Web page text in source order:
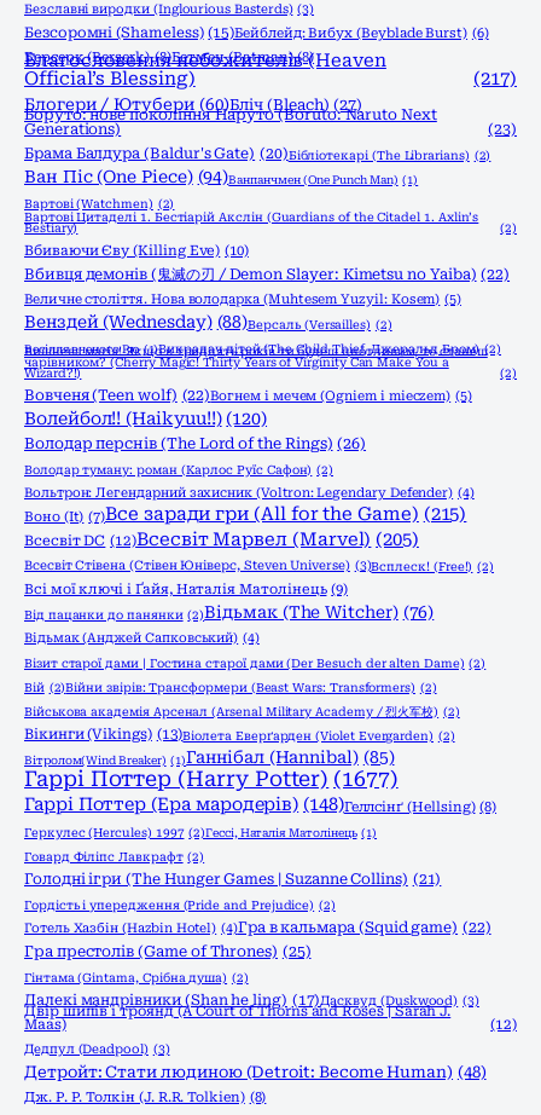
Безславні виродки (Inglourious Basterds) (3)
Безсоромні (Shameless) (15)Бейблейд: Вибух (Beyblade Burst) (6)
Берсерк (Berserk) (8)Бетмен (Batman) (8)
Благословення небожителів (Heaven
Official’s Blessing)
(217)
Блогери / Ютубери (60)Бліч (Bleach) (27)
Боруто: нове покоління Наруто (Boruto: Naruto Next
Generations)
(23)
Брама Балдура (Baldur's Gate) (20)Бібліотекарі (The Librarians) (2)
Ван Піс (One Piece) (94)Ванпанчмен (One Punch Man) (1)
Вартові (Watchmen) (2)
Вартові Цитаделі 1. Бестіарій Акслін (Guardians of the Citadel 1. Axlin’s
Bestiary)
(2)
Вбиваючи Єву (Killing Eve) (10)
Вбивця демонів (鬼滅の刃 / Demon Slayer: Kimetsu no Yaiba) (22)
Величне століття. Нова володарка (Muhtesem Yuzyil: Kosem) (5)
Венздей (Wednesday) (88)Версаль (Versailles) (2)
Весілля вченого Рю (1)Викрадач дітей (The Child Thief, Джеральд Бром) (2)
Вишнева магія! Якщо в тридцять років ти будеш цнотливим, то станеш
чарівником? (Cherry Magic! Thirty Years of Virginity Can Make You a
Wizard?!)
(2)
Вовченя (Teen wolf) (22)Вогнем і мечем (Ogniem i mieczem) (5)
Волейбол!! (Haikyuu!!) (120)
Володар перснів (The Lord of the Rings) (26)
Володар туману: роман (Карлос Руїс Сафон) (2)
Вольтрон: Легендарний захисник (Voltron: Legendary Defender) (4)
Воно (It) (7)Все заради гри (All for the Game) (215)
Всесвіт DC (12)Всесвіт Марвел (Marvel) (205)
Всесвіт Стівена (Стівен Юніверс, Steven Universe) (3)Всплеск! (Free!) (2)
Всі мої ключі і Ґайя, Наталія Матолінець (9)
Від пацанки до панянки (2)Відьмак (The Witcher) (76)
Відьмак (Анджей Сапковський) (4)
Візит старої дами | Гостина старої дами (Der Besuch der alten Dame) (2)
Вій (2)Війни звірів: Трансформери (Beast Wars: Transformers) (2)
Військова академія Арсенал (Arsenal Military Academy / 烈火军校) (2)
Вікинги (Vikings) (13)Віолета Еверґарден (Violet Evergarden) (2)
Вітролом(Wind Breaker) (1)Ганнібал (Hannibal) (85)
Гаррі Поттер (Harry Potter) (1677)
Гаррі Поттер (Ера мародерів) (148)Геллсінґ (Hellsing) (8)
Геркулес (Hercules) 1997 (2)Гессі, Наталія Матолінець (1)
Говард Філіпс Лавкрафт (2)
Голодні ігри (The Hunger Games | Suzanne Collins) (21)
Гордість і упередження (Pride and Prejudice) (2)
Готель Хазбін (Hazbin Hotel) (4)Гра в кальмара (Squid game) (22)
Гра престолів (Game of Thrones) (25)
Гінтама (Gintama, Срібна душа) (2)
Далекі мандрівники (Shan he ling) (17)Дасквуд (Duskwood) (3)
Двір шипів і троянд (A Court of Thorns and Roses | Sarah J.
Maas) (12)
Дедпул (Deadpool) (3)
Детройт: Стати людиною (Detroit: Become Human) (48)
Дж. Р. Р. Толкін (J. R.R. Tolkien) (8)